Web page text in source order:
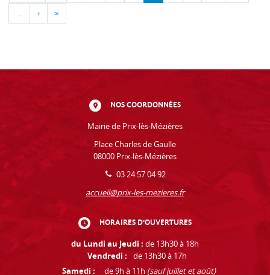
… › »
NOS COORDONNÉES
Mairie de Prix-lès-Mézières
Place Charles de Gaulle
08000 Prix-lès-Mézières
03 24 57 04 92
accueil@prix-les-mezieres.fr
HORAIRES D'OUVERTURES
du Lundi au Jeudi : de 13h30 à 18h
Vendredi :
de 13h30 à 17h
Samedi :
de 9h à 11h (sauf juillet et août)